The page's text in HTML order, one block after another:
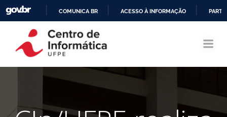
CONTEÚDO
COMUNICA BR ACESSO À INFORMAÇÃO